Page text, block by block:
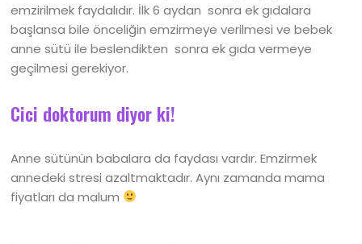
emzirilmek faydalıdır. İlk 6 aydan sonra ek gıdalara
başlansa bile önceliğin emzirmeye verilmesi ve bebek
anne sütü ile beslendikten sonra ek gıda vermeye
geçilmesi gerekiyor.
Cici doktorum diyor ki!
Anne sütünün babalara da faydası vardır. Emzirmek
annedeki stresi azaltmaktadır. Aynı zamanda mama
fiyatları da malum